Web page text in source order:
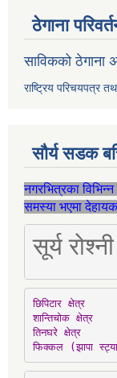
ठेगाना
साविकको ठेगाना
राष्ट्रिय परिचयपत्र
सौर्य सडक
नगरभित्रका
समस्या भएमा
सूर्य
छिपिटार क्षेत्र
शान्तिचोक क्षेत्र
तिनघरे क्षेत्र
फिक्कल (झापा